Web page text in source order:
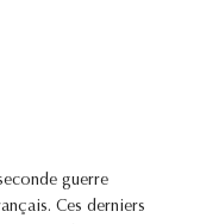
guerre
Ces derniers